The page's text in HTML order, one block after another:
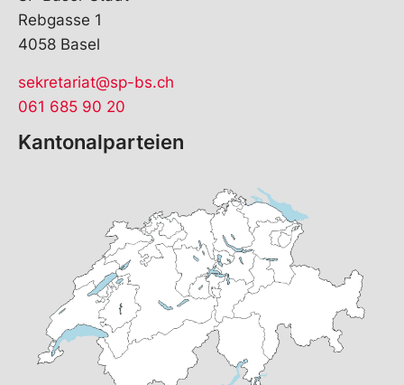
Rebgasse 1
4058 Basel
sekretariat@sp-bs.ch
061 685 90 20
Kantonalparteien